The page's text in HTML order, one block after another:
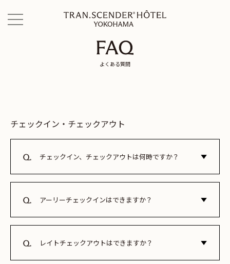
よくある質問
チェックイン・チェックアウト
チェックイン、チェックアウトは何時ですか？
チェックインは15:00から、チェックアウトは11:00までで
アーリーチェックインはできますか？
1時間あたり2,200円（税込）にて承ります。13時以降入室可
レイトチェックアウトはできますか？
1時間あたり2,200円（税込）にて承ります。最長13時まで延